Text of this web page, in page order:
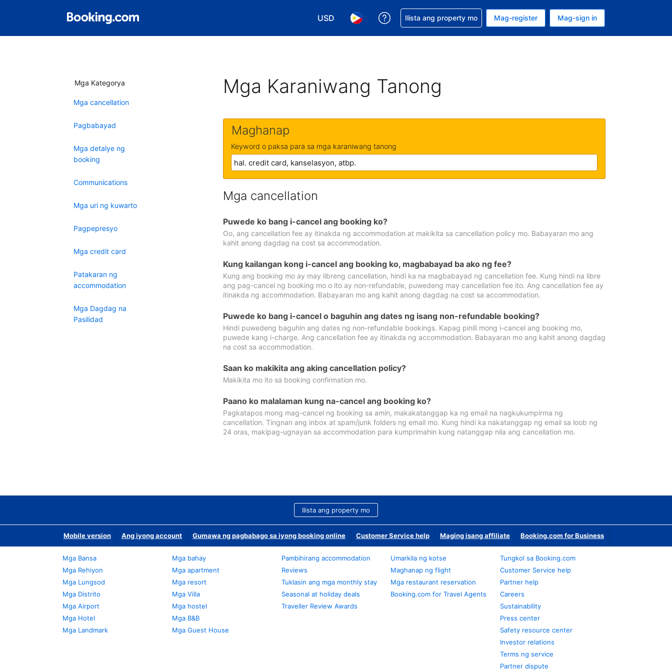
USD
Pumili ng currency mo. USD ang currency mo ngayon
Pumili ng wika mo. Filipino ang wika mo ngayon
Makakuha ng tulong sa reservation mo
Ilista ang property mo Mag-register Mag-sign in
Mga Kategorya
Mga cancellation
Pagbabayad
Mga detalye ng
booking
Communications
Mga uri ng kuwarto
Pagpepresyo
Mga credit card
Patakaran ng
accommodation
Mga Dagdag na
Pasilidad
Mga Karaniwang Tanong
Maghanap
Keyword o paksa para sa mga karaniwang tanong
Mga cancellation
Puwede ko bang i-cancel ang booking ko?
Oo, ang cancellation fee ay itinakda ng accommodation at makikita sa cancellation policy mo. Babayaran mo ang
kahit anong dagdag na cost sa accommodation.
Kung kailangan kong i-cancel ang booking ko, magbabayad ba ako ng fee?
Kung ang booking mo ay may libreng cancellation, hindi ka na magbabayad ng cancellation fee. Kung hindi na libre
ang pag-cancel ng booking mo o ito ay non-refundable, puwedeng may cancellation fee ito. Ang cancellation fee ay
itinakda ng accommodation. Babayaran mo ang kahit anong dagdag na cost sa accommodation.
Puwede ko bang i-cancel o baguhin ang dates ng isang non-refundable booking?
Hindi puwedeng baguhin ang dates ng non-refundable bookings. Kapag pinili mong i-cancel ang booking mo,
puwede kang i-charge. Ang cancellation fee ay itinakda ng accommodation. Babayaran mo ang kahit anong dagdag
na cost sa accommodation.
Saan ko makikita ang aking cancellation policy?
Makikita mo ito sa booking confirmation mo.
Paano ko malalaman kung na-cancel ang booking ko?
Pagkatapos mong mag-cancel ng booking sa amin, makakatanggap ka ng email na nagkukumpirma ng
cancellation. Tingnan ang inbox at spam/junk folders ng email mo. Kung hindi ka nakatanggap ng email sa loob ng
24 oras, makipag-ugnayan sa accommodation para kumprimahin kung natanggap nila ang cancellation mo.
Ilista ang property mo
Mobile version Ang iyong account Gumawa ng pagbabago sa iyong booking online Customer Service help Maging isang affiliate Booking.com for Business
Mga Bansa
Mga Rehiyon
Mga Lungsod
Mga Distrito
Mga Airport
Mga Hotel
Mga Landmark
Mga bahay
Mga apartment
Mga resort
Mga Villa
Mga hostel
Mga B&B
Mga Guest House
Pambihirang accommodation
Reviews
Tuklasin ang mga monthly stay
Seasonal at holiday deals
Traveller Review Awards
Umarkila ng kotse
Maghanap ng flight
Mga restaurant reservation
Booking.com for Travel Agents
Tungkol sa Booking.com
Customer Service help
Partner help
Careers
Sustainability
Press center
Safety resource center
Investor relations
Terms ng service
Partner dispute